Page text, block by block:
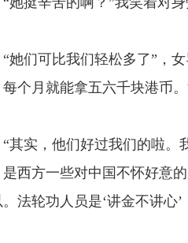
们可比我们轻松多了”，女
每个月就能拿五六千块港币
实，他们好过我们的啦。我
是西方一些对中国不怀好意
法轮功人员是‘讲金不讲心